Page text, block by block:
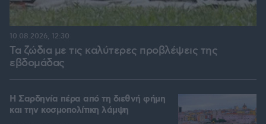
Τα ζώδια με τις καλύτερες προβλέψεις της
εβδομάδας
10.08.2026, 12:30
Η Σαρδηνία πέρα από τη διεθνή φήμη
και την κοσμοπολίτικη λάμψη